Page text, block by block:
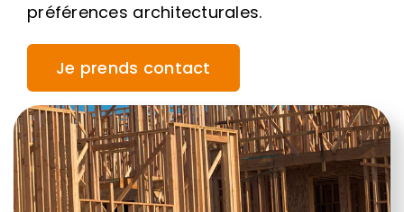
préférences architecturales.
Je prends contact